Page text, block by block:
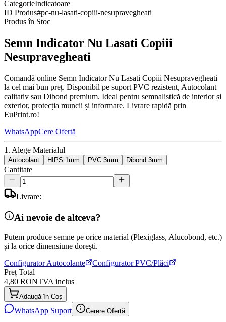
CategorieIndicatoare
ID Produs#pc-nu-lasati-copiii-nesupravegheati
Produs în Stoc
Semn Indicator Nu Lasati Copiii
Nesupravegheati
Comandă online Semn Indicator Nu Lasati Copiii Nesupravegheati
la cel mai bun preț. Disponibil pe suport PVC rezistent, Autocolant
calitativ sau Dibond premium. Ideal pentru semnalistică de interior și
exterior, protecția muncii și informare. Livrare rapidă prin
EuPrint.ro!
WhatsAppCere Ofertă
1. Alege Materialul
Autocolant HIPS 1mm PVC 3mm Dibond 3mm
Cantitate
Livrare:
Ai nevoie de altceva?
Putem produce semne pe orice material (Plexiglass, Alucobond, etc.)
și la orice dimensiune dorești.
Configurator Autocolante
Configurator PVC/Plăci
Preț Total
4,80 RONTVA inclus
Adaugă în Coș
WhatsApp Suport Cerere Ofertă